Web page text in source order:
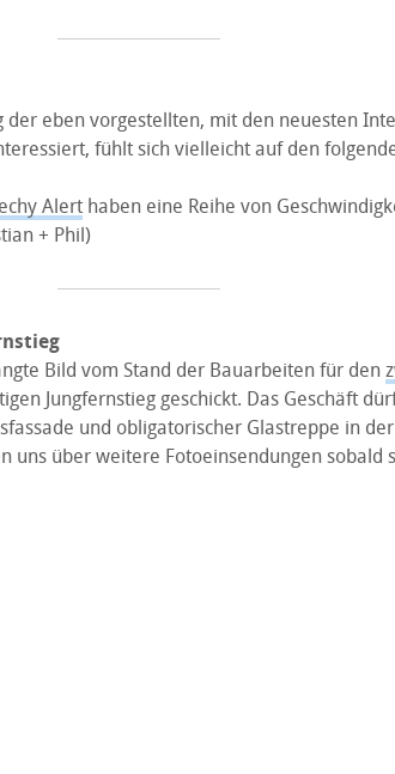
der eben vorgestellten, mit den neuesten
fühlt sich vielleicht auf den
Alerthaben eine Reihe von
+ Phil)
Bild vom Stand der Bauarbeiten für den
Jungfernstieg geschickt. Das Geschäft
und obligatorischer Glastreppe in
uns über weitere Fotoeinsendungen sobald